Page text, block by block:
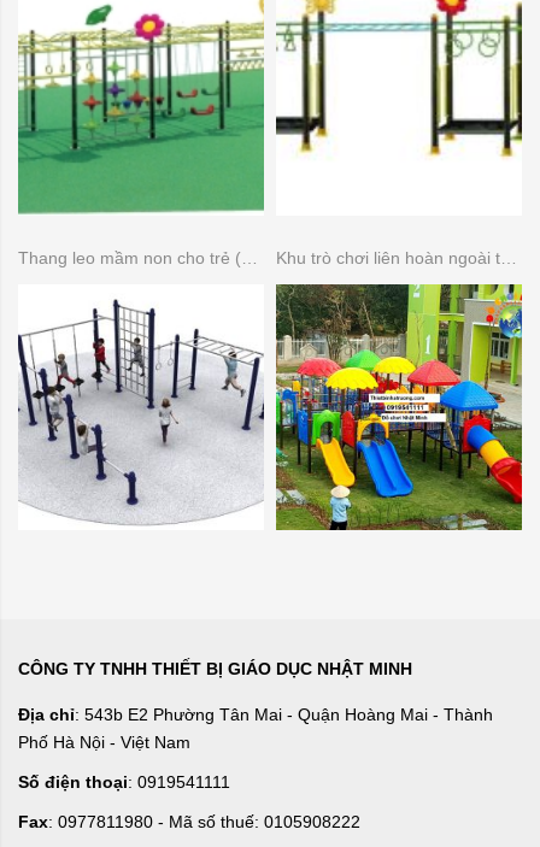
CÔNG TY TNHH THIẾT BỊ GIÁO DỤC NHẬT MINH
Địa chỉ: 543b E2 Phường Tân Mai - Quận Hoàng Mai - Thành
Phố Hà Nội - Việt Nam
Số điện thoại: 0919541111
Fax: 0977811980 - Mã số thuế: 0105908222